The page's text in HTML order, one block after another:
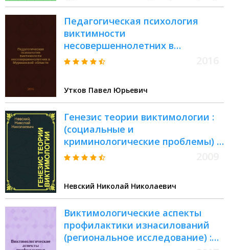
Педагогическая психология
виктимности
несовершеннолетних в
Мурманской области: практика
школьников как средство их
защиты : практико-
ориентированная монография : в
2 ч.
Утков Павел Юрьевич
Генезис теории виктимологии :
(социальные и
криминологические проблемы) :
монография
Невский Николай Николаевич
Виктимологические аспекты
профилактики изнасилований
(региональное исследование) :